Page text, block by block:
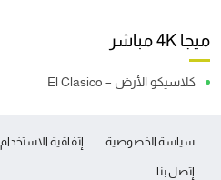
ميجا 4K مباشر
كلاسيكو الأرض – El Clasico
سياسة الخصوصية إتفاقية الاستخدام
إتصل بنا